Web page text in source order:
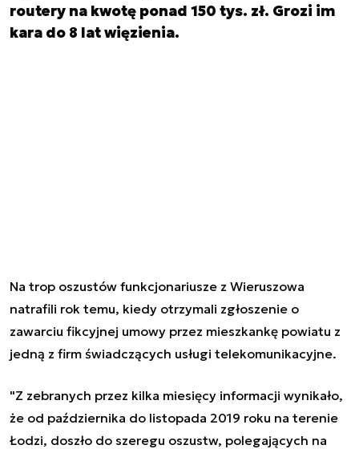
routery na kwotę ponad 150 tys. zł. Grozi im
kara do 8 lat więzienia.
Na trop oszustów funkcjonariusze z Wieruszowa
natrafili rok temu, kiedy otrzymali zgłoszenie o
zawarciu fikcyjnej umowy przez mieszkankę powiatu z
jedną z firm świadczących usługi telekomunikacyjne.
"Z zebranych przez kilka miesięcy informacji wynikało,
że od października do listopada 2019 roku na terenie
Łodzi, doszło do szeregu oszustw, polegających na